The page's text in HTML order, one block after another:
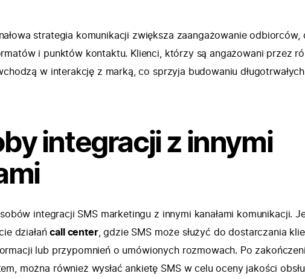
strategia komunikacji zwiększa zaangażowanie odbiorców,
i punktów kontaktu. Klienci, którzy są angażowani przez
w interakcję z marką, co sprzyja budowaniu
integracji z innymi
integracji SMS marketingu z innymi kanałami komunikacji.
działańcall center, gdzie SMS może służyć do dostarczania
lub przypomnień o umówionych rozmowach. Po
można również wysłać ankietę SMS w celu oceny jakości